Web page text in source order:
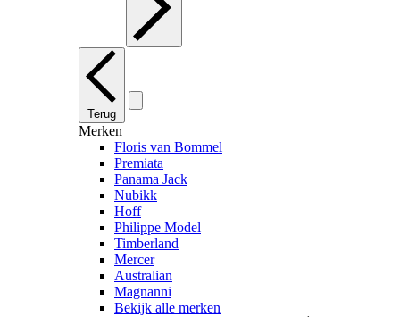
Terug
Merken
Floris van Bommel
Premiata
Panama Jack
Nubikk
Hoff
Philippe Model
Timberland
Mercer
Australian
Magnanni
Bekijk alle merken